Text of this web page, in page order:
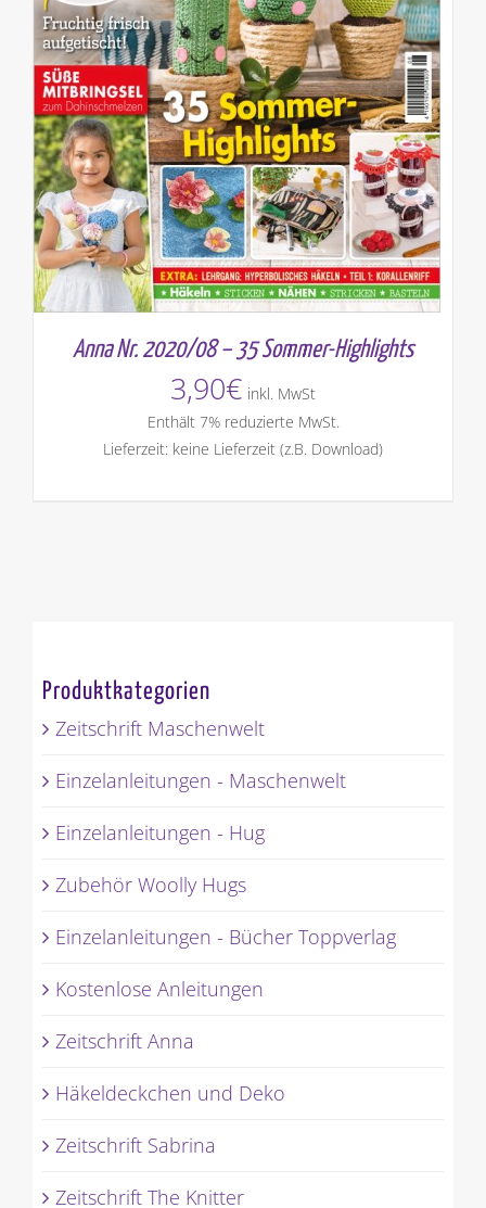
Anna Nr. 2020/08 – 35 Sommer-Highlights
3,90€ inkl. MwSt
Enthält 7% reduzierte MwSt.
Lieferzeit: keine Lieferzeit (z.B. Download)
Produktkategorien
Zeitschrift Maschenwelt
Einzelanleitungen - Maschenwelt
Einzelanleitungen - Hug
Zubehör Woolly Hugs
Einzelanleitungen - Bücher Toppverlag
Kostenlose Anleitungen
Zeitschrift Anna
Häkeldeckchen und Deko
Zeitschrift Sabrina
Zeitschrift The Knitter